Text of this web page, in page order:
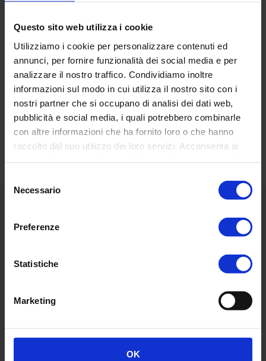
Questo sito web utilizza i cookie
Utilizziamo i cookie per personalizzare contenuti ed
annunci, per fornire funzionalità dei social media e per
analizzare il nostro traffico. Condividiamo inoltre
informazioni sul modo in cui utilizza il nostro sito con i
nostri partner che si occupano di analisi dei dati web,
pubblicità e social media, i quali potrebbero combinarle
con altre informazioni che ha fornito loro o che hanno
raccolto dal suo utilizzo dei loro servizi. Acconsenta ai
delNecessario
Preferenze
Statistiche
Marketing
OK
Meridiano: acciaio inox
Lampada
: led
RECENSIONI DEI CLIENTI
Basata su 14 reviews Scrivi una recensione